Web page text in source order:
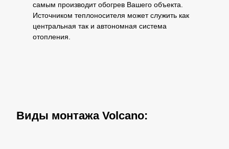
самым производит обогрев Вашего объекта.
Источником теплоносителя может служить как
центральная так и автономная система
отопления.
Виды монтажа Volcano: